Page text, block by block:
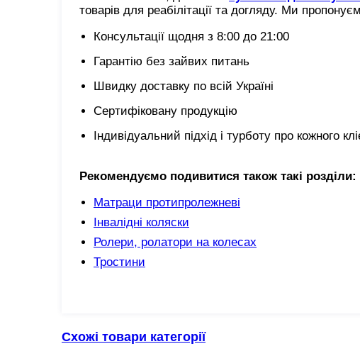
товарів для реабілітації та догляду. Ми
Консультації щодня з 8:00 до 21:00
Гарантію без зайвих питань
Швидку доставку по всій Україні
Сертифіковану продукцію
Індивідуальний підхід і турботу про кожного
Рекомендуємо подивитися також такі розділи:
Матраци протипролежневі
Інвалідні коляски
Ролери, ролатори на колесах
Тростини
Схожі товари категорії